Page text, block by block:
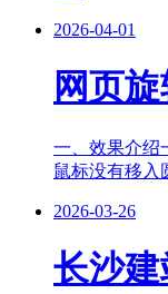
2026-04-01
网页
一、效果介绍
鼠标没有移入
2026-03-26
长沙